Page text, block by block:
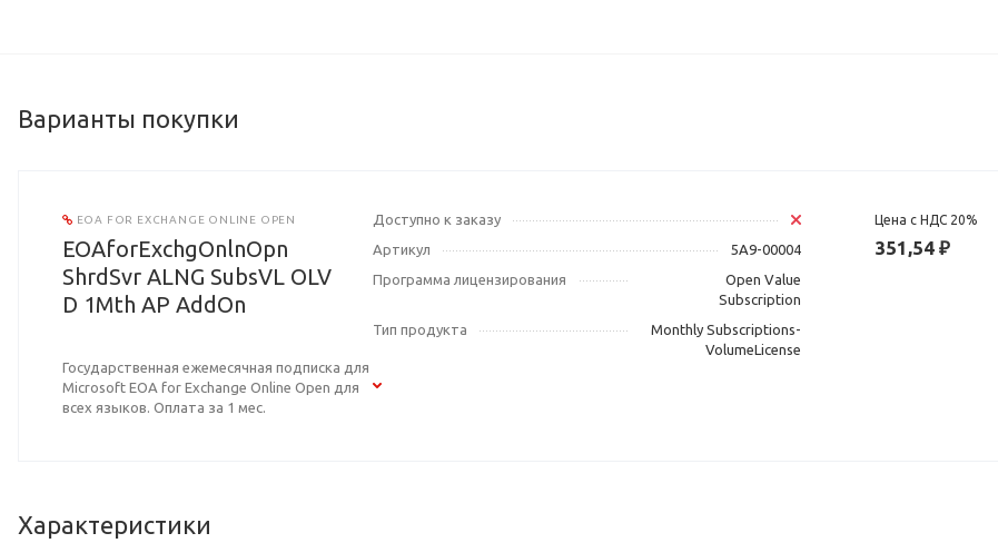
Варианты покупки
EOA FOR EXCHANGE ONLINE OPEN
EOAforExchgOnlnOpn
ShrdSvr ALNG SubsVL OLV
D 1Mth AP AddOn
Государственная ежемесячная подписка для
Microsoft EOA for Exchange Online Open для
всех языков. Оплата за 1 мес.
Доступно к заказу
Артикул
5A9-00004
Программа лицензирования
Open Value
Subscription
Тип продукта
Monthly Subscriptions-
VolumeLicense
Цена с НДС 20%
351,54 ₽
Характеристики